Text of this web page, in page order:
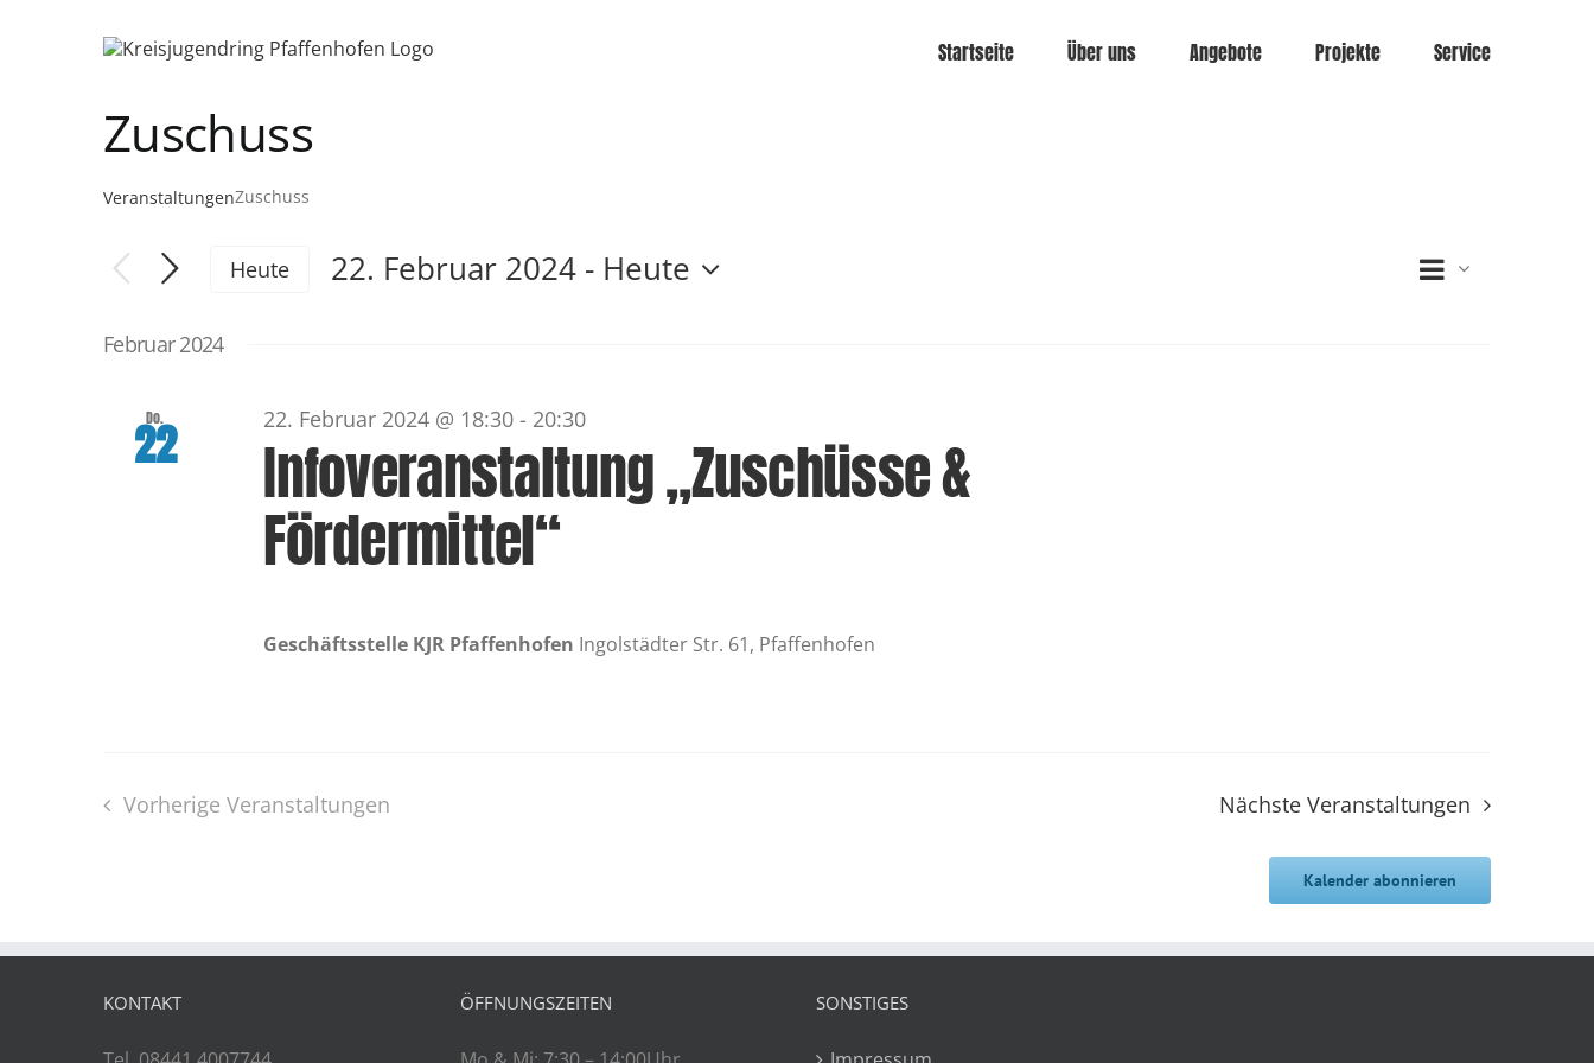
Startseite Über uns Angebote Projekte Service
Zuschuss
VeranstaltungenZuschuss
Liste
Heute 22. Februar 2024 - Heute
Februar 2024
Do.
22 22. Februar 2024 @ 18:30 - 20:30
Infoveranstaltung „Zuschüsse &
Fördermittel“
Geschäftsstelle KJR Pfaffenhofen Ingolstädter Str. 61, Pfaffenhofen
Vorherige Veranstaltungen NächsteVeranstaltungen
Kalender abonnieren
KONTAKT ÖFFNUNGSZEITEN SONSTIGES